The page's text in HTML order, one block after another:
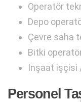
Operatör
Depo
Çevre saha
Bitki
İnşaat işçisi
Personel